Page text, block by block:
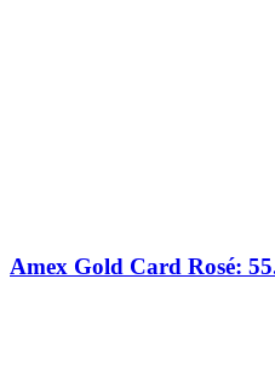
Amex Gold Card Rosé: